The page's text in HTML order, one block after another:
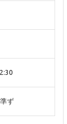
ず